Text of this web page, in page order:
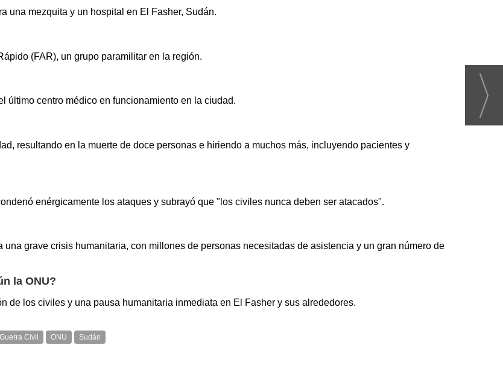
una mezquita y un hospital en El Fasher, Sudán.
(FAR), un grupo paramilitar en la región.
último centro médico en funcionamiento en la ciudad.
resultando en la muerte de doce personas e hiriendo a muchos más, incluyendo pacientes y
enérgicamente los ataques y subrayó que "los civiles nunca deben ser atacados".
grave crisis humanitaria, con millones de personas necesitadas de asistencia y un gran número de
la ONU?
de los civiles y una pausa humanitaria inmediata en El Fasher y sus alrededores.
Guerra Civil ONU Sudán